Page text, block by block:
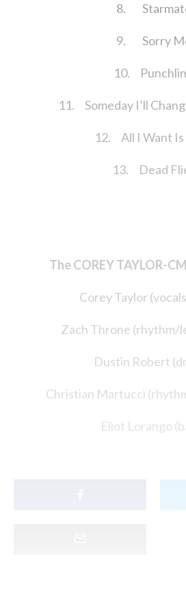
8.
9. Sorry
10.
11. Someday I’ll
12. All I Want
13. Dead
The COREY TAYLOR-
Corey Taylor
Zach Throne (rhythm/
Dustin Robert
Christian Martucci
Eliot Lorango